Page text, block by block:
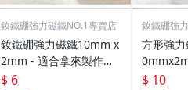
釹鐵硼強力磁鐵NO.1專賣店
釹鐵硼強力磁鐵10mm x
2mm - 適合拿來製作創
意手鍊或項鍊!
$ 6
釹鐵硼強
方形強
物超實用!
$ 10